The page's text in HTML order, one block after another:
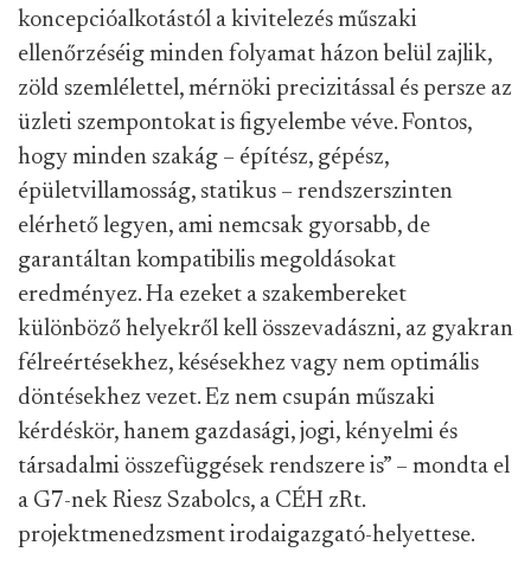
koncepcióalkotástól a kivitelezés műszaki
ellenőrzéséig minden folyamat házon belül zajlik,
zöld szemlélettel, mérnöki precizitással és persze az
üzleti szempontokat is figyelembe véve. Fontos,
hogy minden szakág – építész, gépész,
épületvillamosság, statikus – rendszerszinten
elérhető legyen, ami nemcsak gyorsabb, de
garantáltan kompatibilis megoldásokat
eredményez. Ha ezeket a szakembereket
különböző helyekről kell összevadászni, az gyakran
félreértésekhez, késésekhez vagy nem optimális
döntésekhez vezet. Ez nem csupán műszaki
kérdéskör, hanem gazdasági, jogi, kényelmi és
társadalmi összefüggések rendszere is” – mondta el
a G7-nek Riesz Szabolcs, a CÉH zRt.
projektmenedzsment irodaigazgató-helyettese.